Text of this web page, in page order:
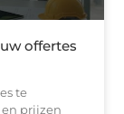
offertes
te
prijzen